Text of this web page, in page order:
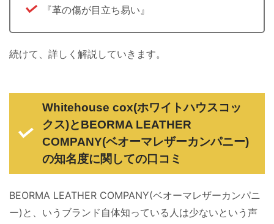
『革の傷が目立ち易い』
続けて、詳しく解説していきます。
Whitehouse cox(ホワイトハウスコッ
クス)とBEORMA LEATHER
COMPANY(ベオーマレザーカンパニー)
の知名度に関しての口コミ
BEORMA LEATHER COMPANY(ベオーマレザーカンパニ
ー)と、いうブランド自体知っている人は少ないという声